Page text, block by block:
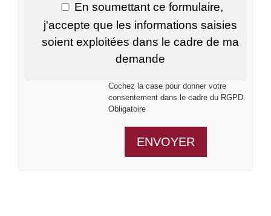
j'accepte que les informations saisies
soient exploitées dans le cadre de ma
demande
Cochez la case pour donner votre
consentement dans le cadre du RGPD.
Obligatoire